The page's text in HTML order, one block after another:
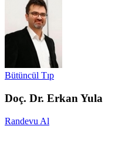
Bütüncül Tıp
Doç. Dr. Erkan Yula
Randevu Al